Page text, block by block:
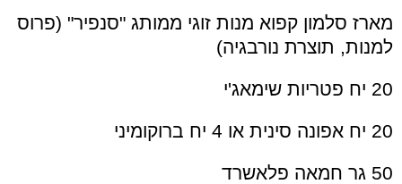
מארז סלמון קפוא מנות זוגי ממותג "סנפיר" (פרוס
למנות, תוצרת נורבגיה)
20 יח פטריות שימאג'י
20 יח אפונה סינית או 4 יח ברוקומיני
50 גר חמאה פלאשרד